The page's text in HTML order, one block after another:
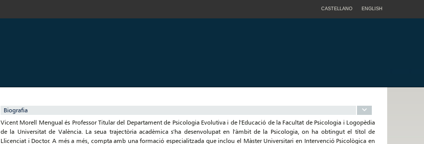
CASTELLANO ENGLISH
Biografia
Vicent Morell Mengual és Professor Titular del Departament de Psicologia Evolutiva i de l'Educació de la Facultat de Psicologia i Logopèdia
de la Universitat de València. La seua trajectòria acadèmica s'ha desenvolupat en l'àmbit de la Psicologia, on ha obtingut el títol de
Llicenciat i Doctor. A més a més, compta amb una formació especialitzada que inclou el Màster Universitari en Intervenció Psicològica en